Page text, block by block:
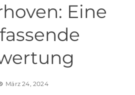
Eine
März 24, 2024